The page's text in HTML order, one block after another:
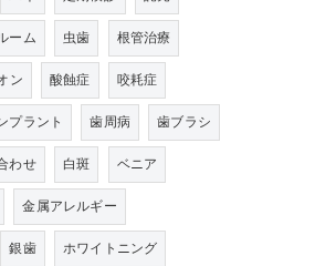
ーム 虫歯
根管治療
ン
酸蝕症
咬耗症
プラント 歯周病
歯ブラシ
わせ 白斑
ベニア
金属アレルギー
銀歯
ホワイトニング